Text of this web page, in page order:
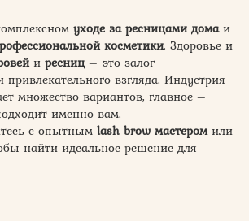
уходе за ресницами домаи
косметики. Здоровье и
и ресниц– это залог
привлекательного взгляда. Индустрия
множество вариантов, главное –
именно вам.
с опытным lash brow мастеромили
найти идеальное решение для